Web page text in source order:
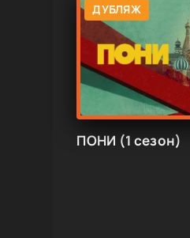
ДУБЛЯЖ
ПОНИ (1 сезон)